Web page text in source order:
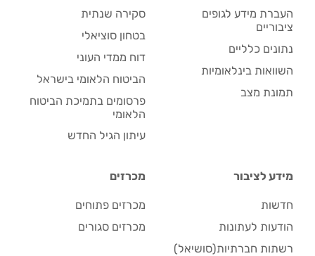
העברת מידע לגופים
ציבוריים
נתונים כלליים
השוואות בינלאומיות
תמונת מצב
סקירה שנתית
בטחון סוציאלי
דוח ממדי העוני
הביטוח הלאומי בישראל
פרסומים בתמיכת הביטוח
הלאומי
עיתון הגיל החדש
מידע לציבור
חדשות
הודעות לעתונות
רשתות חברתיות(סושיאל)
מכרזים
מכרזים פתוחים
מכרזים סגורים